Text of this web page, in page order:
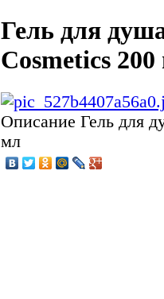
Гель для
Cosmetics
Описание Гель для
мл